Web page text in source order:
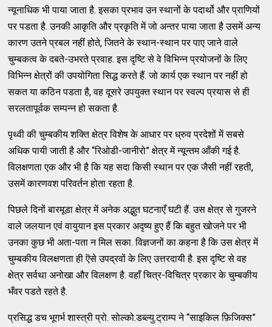
न्यूनाधिक भी पाया जाता है. इसका प्रभाव उन स्थानों के पदार्थो और प्राणियों
पर पडता है. उनकी आकृति और प्रकृति में जो अन्तर पाया जाता है उसमें अन्य
कारण उतने प्रबल नहीं होते, जितने के स्थान-स्थान पर पाए जाने वाले
चुम्बकत्व के दबते-उभरते प्रवाह. इस दृष्टि से वे विभिन्न प्रयोजनों के लिए
विभिन्न क्षेत्रों की उपयोगिता सिद्ध करते हैं. जो कार्य एक स्थान पर नहीं हो
सकत या कठिन पडता है, वह दूसरे उपयुक्त स्थान पर स्वल्प प्रयास से ही
सरलतापूर्वक सम्पन्न हो सकता है.
पृथ्वी की चुम्बकीय शक्ति क्षेत्र विशेष के आधार पर ध्रुव प्रदेशों में सबसे
अधिक पायी जाती है और “रिओडी-जानीरो” क्षेत्र में न्यून्तम आँकी गई है.
विलक्षणता एक और भी है कि यह सदा किसी स्थान पर एक जैसी नहीं रहती,
उसमें कारणवश परिवर्तन होता रहता है.
पिछले दिनों बारमूडा क्षेत्र में अनेक अद्भुत घटनाएँ घटी हैं. उस क्षेत्र से गुजरने
वाले जलयान एवं वायुयान इस प्रकार अदृष्य हुए हैं कि बहुत खोजने पर भी
उनका कुछ भी अता-पता न मिल सका. विज्ञजनों का कहना है कि उस क्षेत्र में
चुम्बकीय विलक्षणता ही ऎसे उपद्रवों के लिए उत्तरदायी है. इस दृष्टि से वह
क्षेत्र सर्वथा अनोखा और विलक्षण है. वहाँ चित्र-विचित्र प्रकार के चुम्बकीय
भँवर पडते रहते है.
प्रसिद्ध डच भूगर्भ शास्त्री प्रो. सोल्को.डब्ल्यु.ट्राम्प ने “साइकिल फ़िजिक्स”